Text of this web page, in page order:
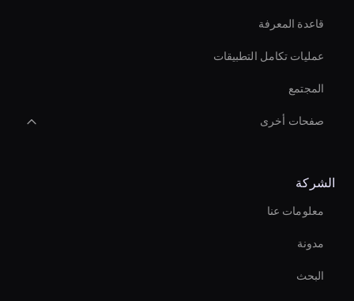
قاعدة المعرفة
عمليات تكامل التطبيقات
المجتمع
صفحات أخرى
Ai Avatar For Marketing
أداة تأثيرات الفيديو بالذكاء الاصطناعي
Conversational Ai Avatar
Interactive Hologram
الشركة
معلومات عنا
مدونة
البحث